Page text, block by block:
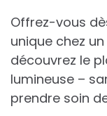
Offrez-vous
unique chez
découvrez le
lumineuse –
prendre soin